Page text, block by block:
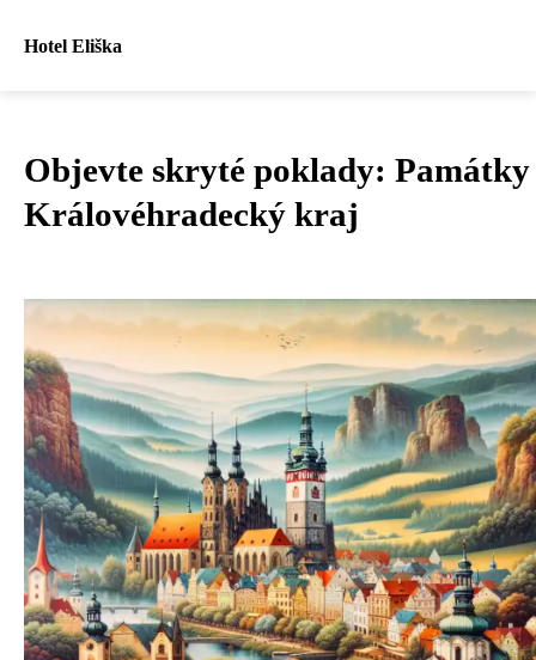
Hotel Eliška
Objevte skryté poklady: Památky
Královéhradecký kraj